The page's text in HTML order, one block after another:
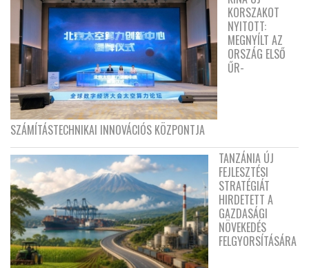
KORSZAKOT
NYITOTT:
MEGNYÍLT AZ
ORSZÁG ELSŐ
ŰR-
SZÁMÍTÁSTECHNIKAI INNOVÁCIÓS KÖZPONTJA
TANZÁNIA ÚJ
FEJLESZTÉSI
STRATÉGIÁT
HIRDETETT A
GAZDASÁGI
NÖVEKEDÉS
FELGYORSÍTÁSÁRA